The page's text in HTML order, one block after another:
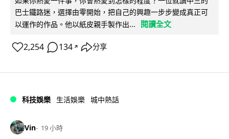
巴士鐵路迷，選擇由零開始，把自己的興趣一步步變成真正可
以運作的作品。他以紙皮親手製作出...
閱讀全文
2,254 134 ↗ 分享
科技娛樂 生活娛樂 城中熱話
Vin 19 小時